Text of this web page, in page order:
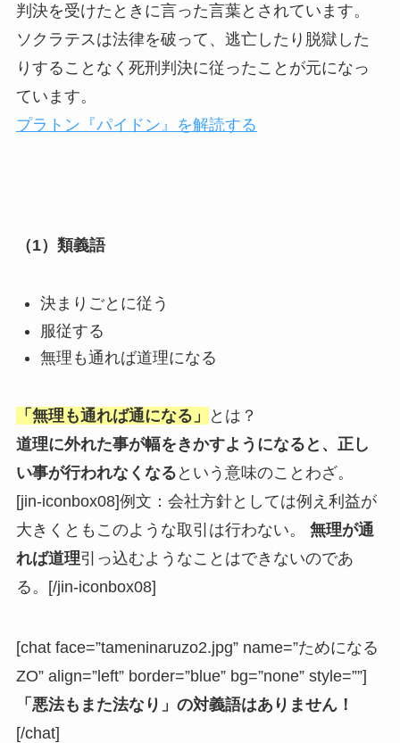
判決を受けたときに言った言葉とされています。
ソクラテスは法律を破って、逃亡したり脱獄した
りすることなく死刑判決に従ったことが元になっ
ています。
プラトン『パイドン』を解読する
（1）類義語
決まりごとに従う
服従する
無理も通れば道理になる
「無理も通れば通になる」
とは？
道理に外れた事が幅をきかすようになると、正し
い事が行われなくなる という意味のことわざ。
[jin-iconbox08]例文：会社方針としては例え利益が
大きくともこのような取引は行わない。 無理が通
れば道理引っ込むようなことはできないのであ
る。[/jin-iconbox08]
[chat face=”tameninaruzo2.jpg” name=”ためになる
ZO” align=”left” border=”blue” bg=”none” style=””]
「悪法もまた法なり」の対義語はありません！
[/chat]